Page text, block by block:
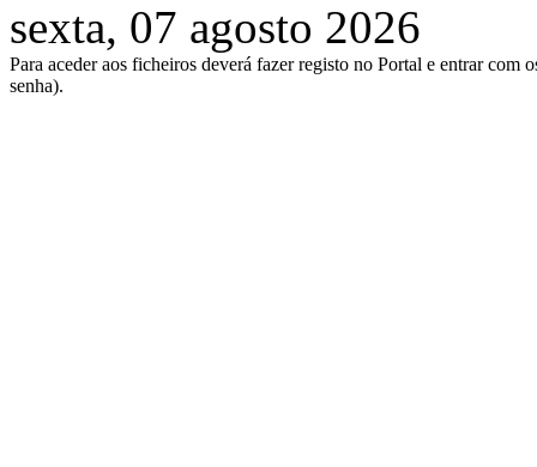
sexta, 07 agosto 2026
Para aceder aos ficheiros deverá fazer registo no Portal e entrar com
senha).